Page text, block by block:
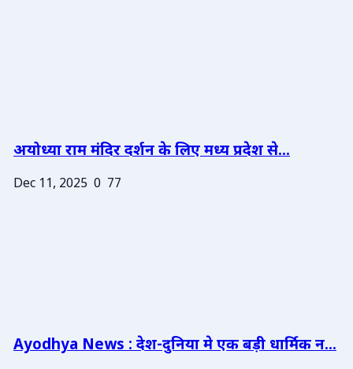
अयोध्या राम मंदिर दर्शन के लिए मध्य प्रदेश से...
Dec 11, 2025 0 77
Ayodhya News : देश-दुनिया मे एक बड़ी धार्मिक न...